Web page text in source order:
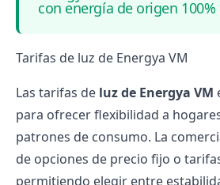
con energía de origen
Tarifas de luz de Energya VM
Las tarifas de luz de Energya VM
para ofrecer flexibilidad a
patrones de consumo. La
de opciones de precio fijo o
permitiendo elegir entre